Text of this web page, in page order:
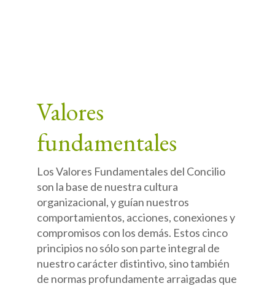
Valores
fundamentales
Los Valores Fundamentales del Concilio
son la base de nuestra cultura
organizacional, y guían nuestros
comportamientos, acciones, conexiones y
compromisos con los demás. Estos cinco
principios no sólo son parte integral de
nuestro carácter distintivo, sino también
de normas profundamente arraigadas que